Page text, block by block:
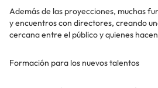
Además de las proyecciones, muchas
y encuentros con directores, creando
cercana entre el público y quienes
Formación para los nuevos talentos